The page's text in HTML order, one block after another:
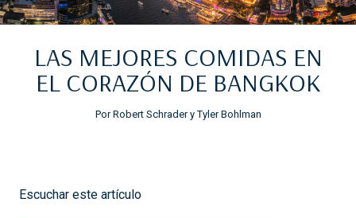
LAS MEJORES COMIDAS EN
EL CORAZÓN DE BANGKOK
Por Robert Schrader y Tyler Bohlman
Escuchar este artículo